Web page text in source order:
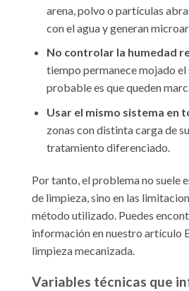
arena, polvo o partículas
con el agua y generan
No controlar la humedad
tiempo permanece mojado el
probable es que queden
Usar el mismo sistema en
zonas con distinta carga de
tratamiento diferenciado.
Por tanto, el problema no suele
de limpieza, sino en las
método utilizado. Puedes
información en nuestro artículo
limpieza mecanizada.
Variables técnicas que